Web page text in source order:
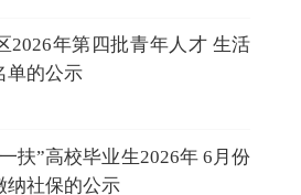
2026年第四批青年人才 生活
单的公示
扶”高校毕业生2026年 6月份
纳社保的公示